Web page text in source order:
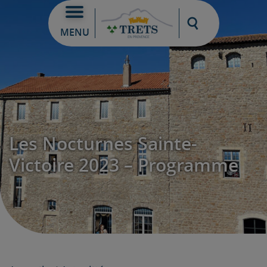
MENU
Moteur de
Les Nocturnes Sainte-
Victoire 2023 – Programme